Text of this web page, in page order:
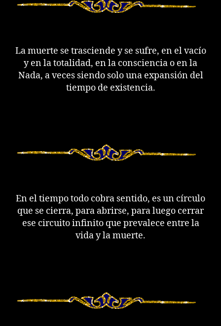
La muerte se trasciende y se sufre, en el vacío
y en la totalidad, en la consciencia o en la
Nada, a veces siendo solo una expansión del
tiempo de existencia.
En el tiempo todo cobra sentido, es un círculo
que se cierra, para abrirse, para luego cerrar
ese circuito infinito que prevalece entre la
vida y la muerte.